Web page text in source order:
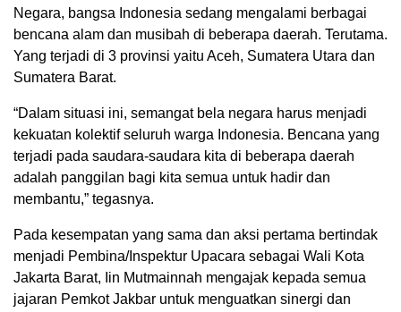
Negara, bangsa Indonesia sedang mengalami berbagai
bencana alam dan musibah di beberapa daerah. Terutama.
Yang terjadi di 3 provinsi yaitu Aceh, Sumatera Utara dan
Sumatera Barat.
“Dalam situasi ini, semangat bela negara harus menjadi
kekuatan kolektif seluruh warga Indonesia. Bencana yang
terjadi pada saudara-saudara kita di beberapa daerah
adalah panggilan bagi kita semua untuk hadir dan
membantu,” tegasnya.
Pada kesempatan yang sama dan aksi pertama bertindak
menjadi Pembina/Inspektur Upacara sebagai Wali Kota
Jakarta Barat, Iin Mutmainnah mengajak kepada semua
jajaran Pemkot Jakbar untuk menguatkan sinergi dan